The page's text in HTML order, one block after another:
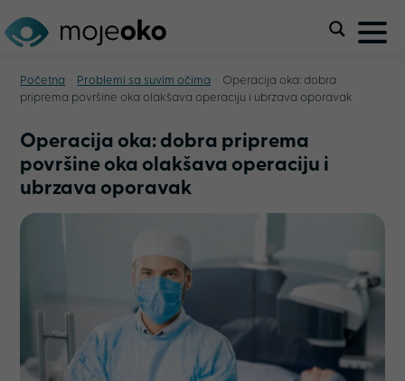
Početna Problemi sa suvim očima
Operacija oka: dobra
priprema površine oka olakšava operaciju i ubrzava oporavak
Operacija oka: dobra priprema
površine oka olakšava operaciju i
ubrzava oporavak